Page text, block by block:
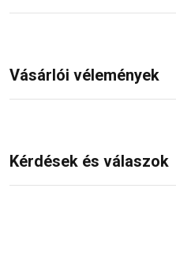
Vásárlói vélemények
Kérdések és válaszok